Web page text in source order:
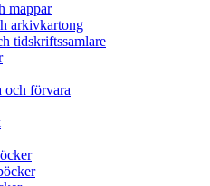
mappar
arkivkartong
tidskriftssamlare
och förvara